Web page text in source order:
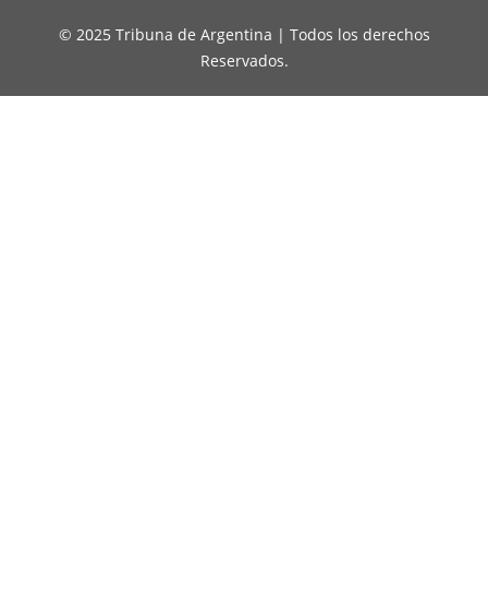
© 2025 Tribuna de Argentina | Todos los derechos
Reservados.